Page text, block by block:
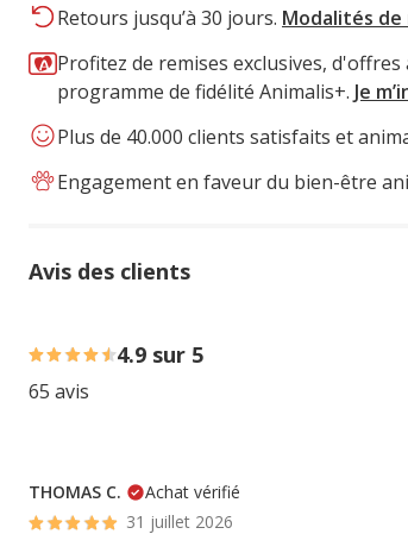
Retours jusqu’à 30 jours. Modalités
Profitez de remises exclusives,
programme de fidélité Animalis+. Je
Plus de 40.000 clients satisfaits et
Engagement en faveur du bien-être
Avis des clients
4.9 sur 5
65 avis
91% des personnes lont noté avec {1}
THOMAS C.
Achat vérifié
31 juillet 2026